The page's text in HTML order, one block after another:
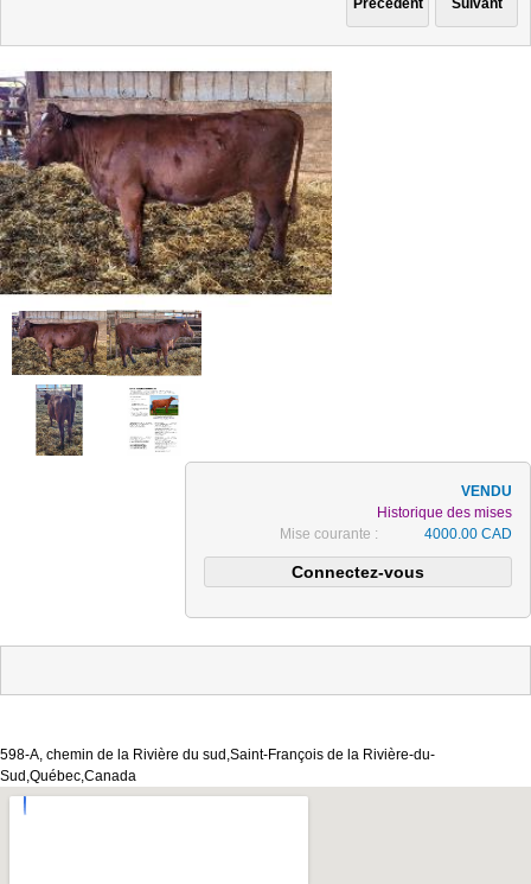
Historique des mises
Mise courante :
4000.00 CAD
598-A, chemin de la Rivière du sud,Saint-François de la Rivière-du-
Sud,Québec,Canada